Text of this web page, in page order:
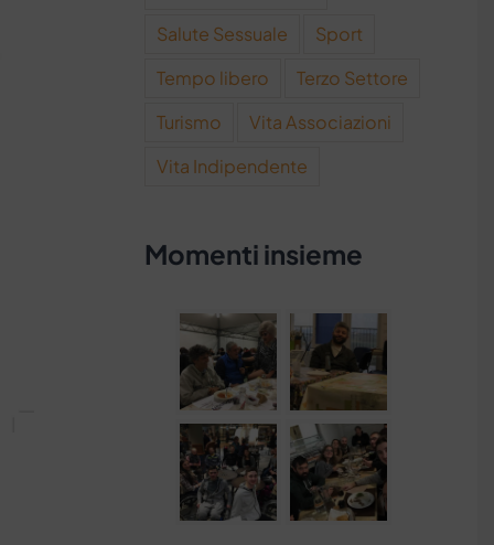
Salute Sessuale
Sport
Tempo libero
Terzo Settore
Turismo
Vita Associazioni
Vita Indipendente
Momenti insieme